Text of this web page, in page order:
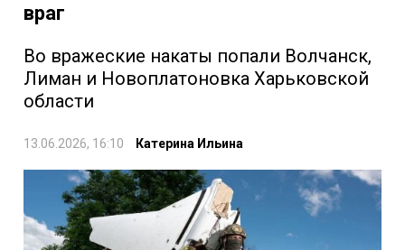
враг
Во вражеские накаты попали Волчанск,
Лиман и Новоплатоновка Харьковской
области
13.06.2026, 16:10 Катерина Ильина